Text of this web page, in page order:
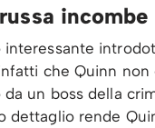
incombe
interessante
che Quinn
un boss della
dettaglio rende